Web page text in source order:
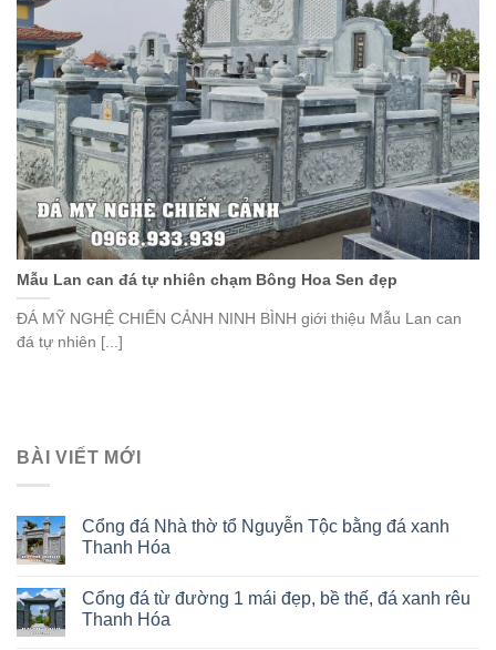
Mẫu Lan can đá tự nhiên chạm Bông Hoa Sen đẹp
ĐÁ MỸ NGHỆ CHIẾN CẢNH NINH BÌNH giới thiệu Mẫu Lan can
đá tự nhiên [...]
BÀI VIẾT MỚI
Cổng đá Nhà thờ tổ Nguyễn Tộc bằng đá xanh
Thanh Hóa
Cổng đá từ đường 1 mái đẹp, bề thế, đá xanh rêu
Thanh Hóa